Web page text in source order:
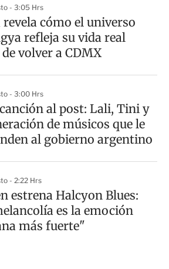
- 3:05 Hrs
revela cómo el universo
refleja su vida real
volver a CDMX
- 3:00 Hrs
al post: Lali, Tini y
de músicos que le
al gobierno argentino
- 2:22 Hrs
estrena Halcyon Blues:
es la emoción
más fuerte"